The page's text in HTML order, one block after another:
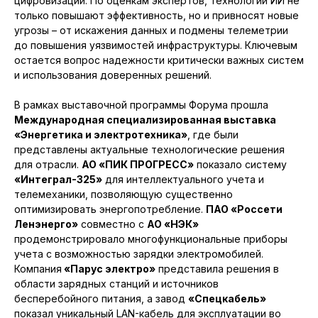
только повышают эффективность, но и привносят новые
угрозы – от искажения данных и подмены телеметрии
до повышения уязвимостей инфраструктуры. Ключевым
остается вопрос надежности критически важных систем
и использования доверенных решений.
В рамках выставочной программы Форума прошла
Международная специализированная выставка
«Энергетика и электротехника» , где были
представлены актуальные технологические решения
для отрасли. АО «ПИК ПРОГРЕСС» показало систему
«Интеграл-325» для интеллектуального учета и
телемеханики, позволяющую существенно
оптимизировать энергопотребление. ПАО «Россети
Ленэнерго» совместно с АО «НЭК»
продемонстрировало многофункциональные приборы
учета с возможностью зарядки электромобилей.
Компания «Парус электро» представила решения в
области зарядных станций и источников
бесперебойного питания, а завод «Спецкабель»
показал уникальный LAN-кабель для эксплуатации во